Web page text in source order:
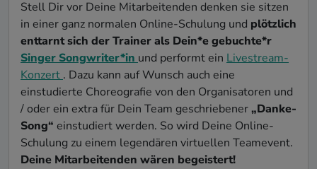
Stell Dir vor Deine Mitarbeitenden denken sie sitzen
in einer ganz normalen Online-Schulung und plötzlich
enttarnt sich der Trainer als Dein*e gebuchte*r
Singer Songwriter*inund performt ein Livestream-
Konzert. Dazu kann auf Wunsch auch eine
einstudierte Choreografie von den Organisatoren und
/ oder ein extra für Dein Team geschriebener„Danke-
Song“ einstudiert werden. So wird Deine Online-
Schulung zu einem legendären virtuellen Teamevent.
Deine Mitarbeitenden wären begeistert!